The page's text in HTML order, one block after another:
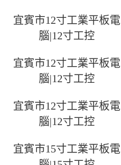
宜賓市12寸工業平板電
腦|12寸工控
宜賓市12寸工業平板電
腦|12寸工控
宜賓市12寸工業平板電
腦|12寸工控
宜賓市15寸工業平板電